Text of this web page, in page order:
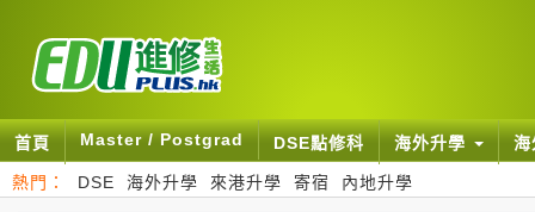
首頁 Master / Postgrad DSE點修科 海外升學
熱門： DSE 海外升學 來港升學 寄宿 內地升學